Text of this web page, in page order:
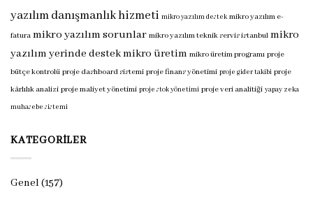
yazılım danışmanlık hizmeti mikro yazılım destek mikro yazılım e-
fatura mikro yazılım sorunlar mikro yazılım teknik servis istanbul mikro
yazılım yerinde destekmikro üretim mikro üretim programı proje
bütçe kontrolü proje dashboard sistemi proje finans yönetimi proje gider takibi proje
kârlılık analizi proje maliyet yönetimi proje stok yönetimi proje veri analitiği yapay zeka
muhasebe sistemi
KATEGORILER
Genel(157)